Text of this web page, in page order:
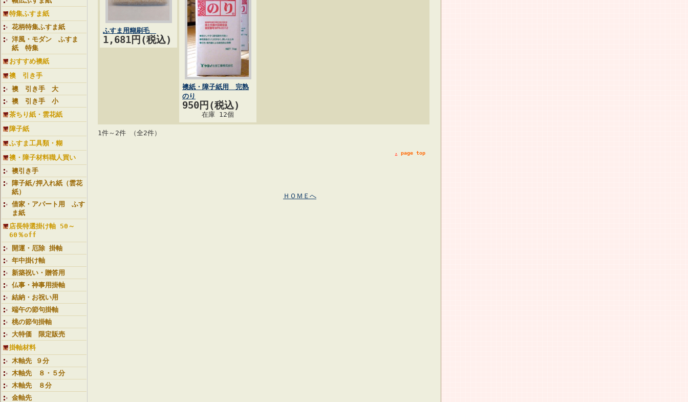
特集ふすま紙
花柄特集ふすま紙
洋風・モダン ふすま
紙 特集
おすすめ襖紙
襖 引き手
襖 引き手 大
襖 引き手 小
茶ちり紙・雲花紙
障子紙
ふすま工具類・糊
襖・障子材料職人買い
襖引き手
障子紙/押入れ紙（雲花
紙）
借家・アパート用 ふす
ま紙
店長特選掛け軸 50～
60％off
開運・厄除 掛軸
年中掛け軸
新築祝い・贈答用
仏事・神事用掛軸
結納・お祝い用
端午の節句掛軸
桃の節句掛軸
大特価 限定販売
掛軸材料
木軸先 ９分
木軸先 ８・５分
木軸先 ８分
金軸先
ふすま用糊刷毛
1,681円(税込)
襖紙・障子紙用 完熟
のり
950円(税込)
在庫 12個
1件～2件 （全2件）
page top
ＨＯＭＥへ